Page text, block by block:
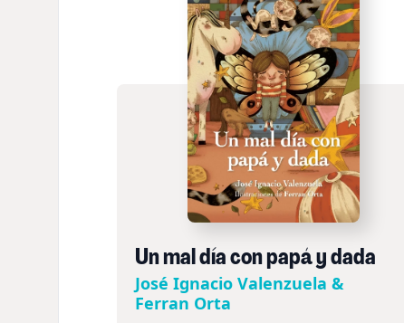
Un mal día con papá y dada
José Ignacio Valenzuela &
Ferran Orta